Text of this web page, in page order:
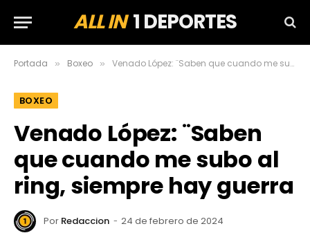
ALL IN1 DEPORTES
Portada » Boxeo » Venado López: ¨Saben que cuando me subo al ring, siempre hay guerra
BOXEO
Venado López: ¨Saben
que cuando me subo al
ring, siempre hay guerra
Por Redaccion
24 de febrero de 2024